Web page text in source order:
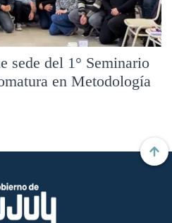
sede del 1° Seminario
en Metodología